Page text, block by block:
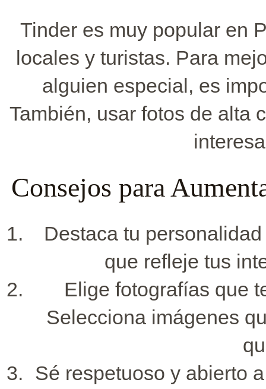
Tinder es muy popular en
locales y turistas. Para
alguien especial, es
También, usar fotos de alta
Consejos para
Destaca tu
que refleje tus
Elige fotografías que
Selecciona imágenes
Sé respetuoso y abierto